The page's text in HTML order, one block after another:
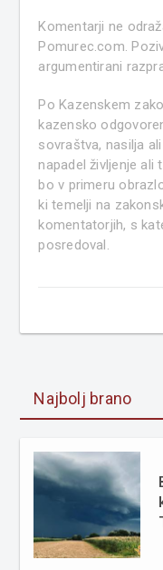
Komentarji ne
Pomurec.com.
argumentirani
Po Kazenskem
kazensko
sovraštva, nasilja
napadel življenje ali
bo v primeru
ki temelji na
komentatorjih, s
posredoval.
Najbolj brano